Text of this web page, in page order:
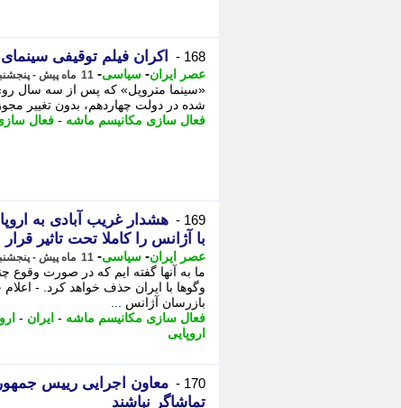
168 - اکران فیلم توقیفی سینمای
عصر ایران- سیاسی- 11 ماه پیش - پنجشنبه 6 شهریور 1404، 16:30
«سینما متروپل» که پس از سه سال
شده در دولت چهاردهم، بدون تغییر
فعال سازی مکانیسم ماشه - فعال
169 -
هشدار غریب آبادی به
با آژانس را کاملا تحت تاثیر
عصر ایران- سیاسی- 11 ماه پیش - پنجشنبه 6 شهریور 1404، 16:30
ما به آنها گفته ایم که در صورت وقوع
وگوها با ایران حذف خواهد کرد. -
بازرسان آژانس ...
فعال سازی مکانیسم ماشه - ایران -
اروپایی
170 -
معاون اجرایی رییس
تماشاگر نباشند